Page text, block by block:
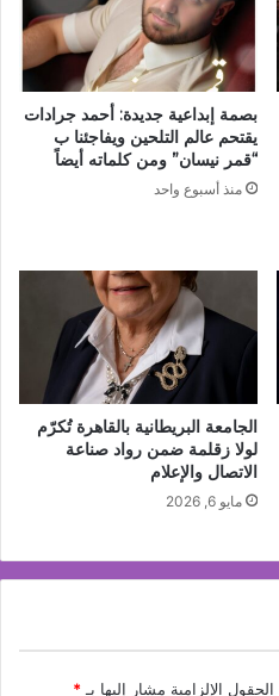
بصمة إبداعية جديدة: أحمد جرادات
يقتحم عالم التلحين ويفاجئنا ب
“قمر نيسان” ومن كلماته أيضاً
منذ أسبوع واحد
الجامعة البريطانية بالقاهرة تُكرّم
لولا زقلمة ضمن رواد صناعة
الاتصال والإعلام
مايو 6, 2026
الحقول الإلزامية مشار إليها بـ*